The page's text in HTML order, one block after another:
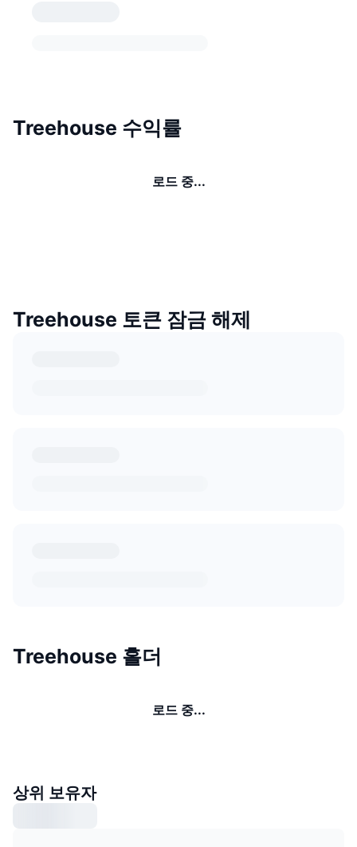
Treehouse 수익률
로드 중...
Treehouse 토큰 잠금 해제
Treehouse 홀더
로드 중...
상위 보유자